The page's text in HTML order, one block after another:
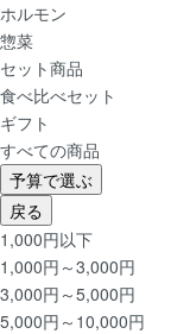
ホルモン
惣菜
セット商品
食べ比べセット
ギフト
すべての商品
予算で選ぶ
戻る
1,000円以下
1,000円～3,000円
3,000円～5,000円
5,000円～10,000円